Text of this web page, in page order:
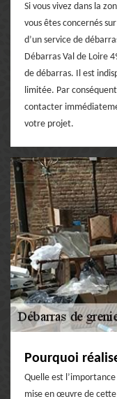
Si vous vivez dans la
vous êtes concernés
d’un service de
Débarras Val de Loire
de débarras. Il est
limitée. Par
contacter
votre projet.
Pourquoi
Quelle est
mise en œuvre de